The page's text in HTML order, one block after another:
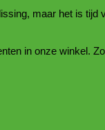
maar het is
in onze winkel.